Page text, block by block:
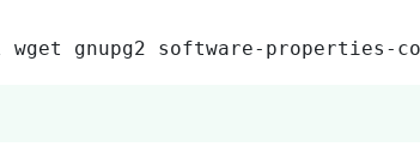
gnupg2 software-properties-